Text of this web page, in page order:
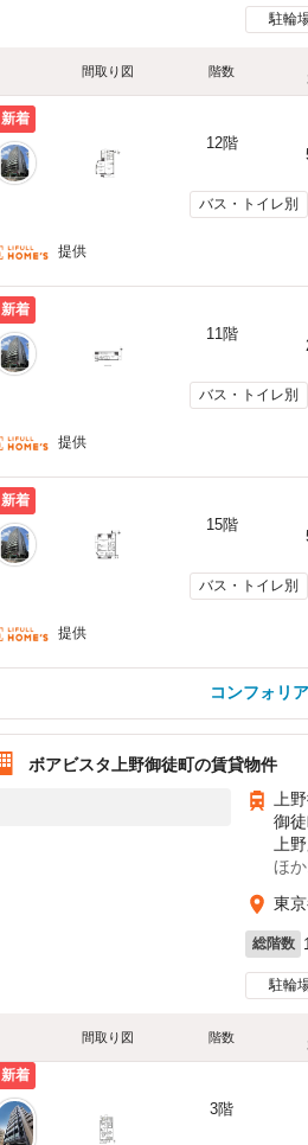
駐輪
間取り図 階数
新着
12階
バス・トイレ別
提供
新着
11階
バス・トイレ別
提供
新着
15階
バス・トイレ別
提供
コンフォリ
ボアビスタ上野御徒町の賃貸物件
上
御
上
ほか
東
総階数
駐輪
間取り図 階数
新着
3階